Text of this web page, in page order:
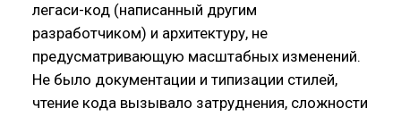
легаси-код (написанный другим
разработчиком) и архитектуру, не
предусматривающую масштабных изменений.
Не было документации и типизации стилей,
чтение кода вызывало затруднения, сложности